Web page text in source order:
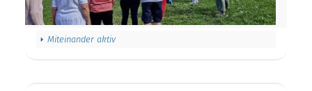
Miteinander aktiv